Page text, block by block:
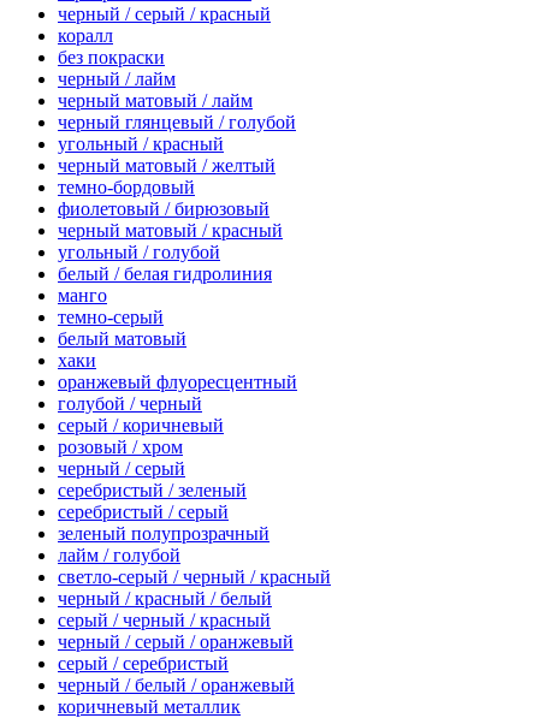
черный / серый / красный
коралл
без покраски
черный / лайм
черный матовый / лайм
черный глянцевый / голубой
угольный / красный
черный матовый / желтый
темно-бордовый
фиолетовый / бирюзовый
черный матовый / красный
угольный / голубой
белый / белая гидролиния
манго
темно-серый
белый матовый
хаки
оранжевый флуоресцентный
голубой / черный
серый / коричневый
розовый / хром
черный / серый
серебристый / зеленый
серебристый / серый
зеленый полупрозрачный
лайм / голубой
светло-серый / черный / красный
черный / красный / белый
серый / черный / красный
черный / серый / оранжевый
серый / серебристый
черный / белый / оранжевый
коричневый металлик